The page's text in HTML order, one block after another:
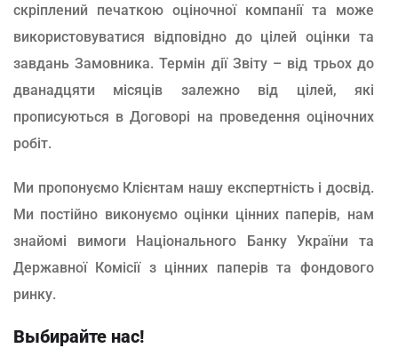
скріплений печаткою оціночної компанії та може
використовуватися відповідно до цілей оцінки та
завдань Замовника. Термін дії Звіту – від трьох до
дванадцяти місяців залежно від цілей, які
прописуються в Договорі на проведення оціночних
робіт.
Ми пропонуємо Клієнтам нашу експертність і досвід.
Ми постійно виконуємо оцінки цінних паперів, нам
знайомі вимоги Національного Банку України та
Державної Комісії з цінних паперів та фондового
ринку.
Выбирайте нас!